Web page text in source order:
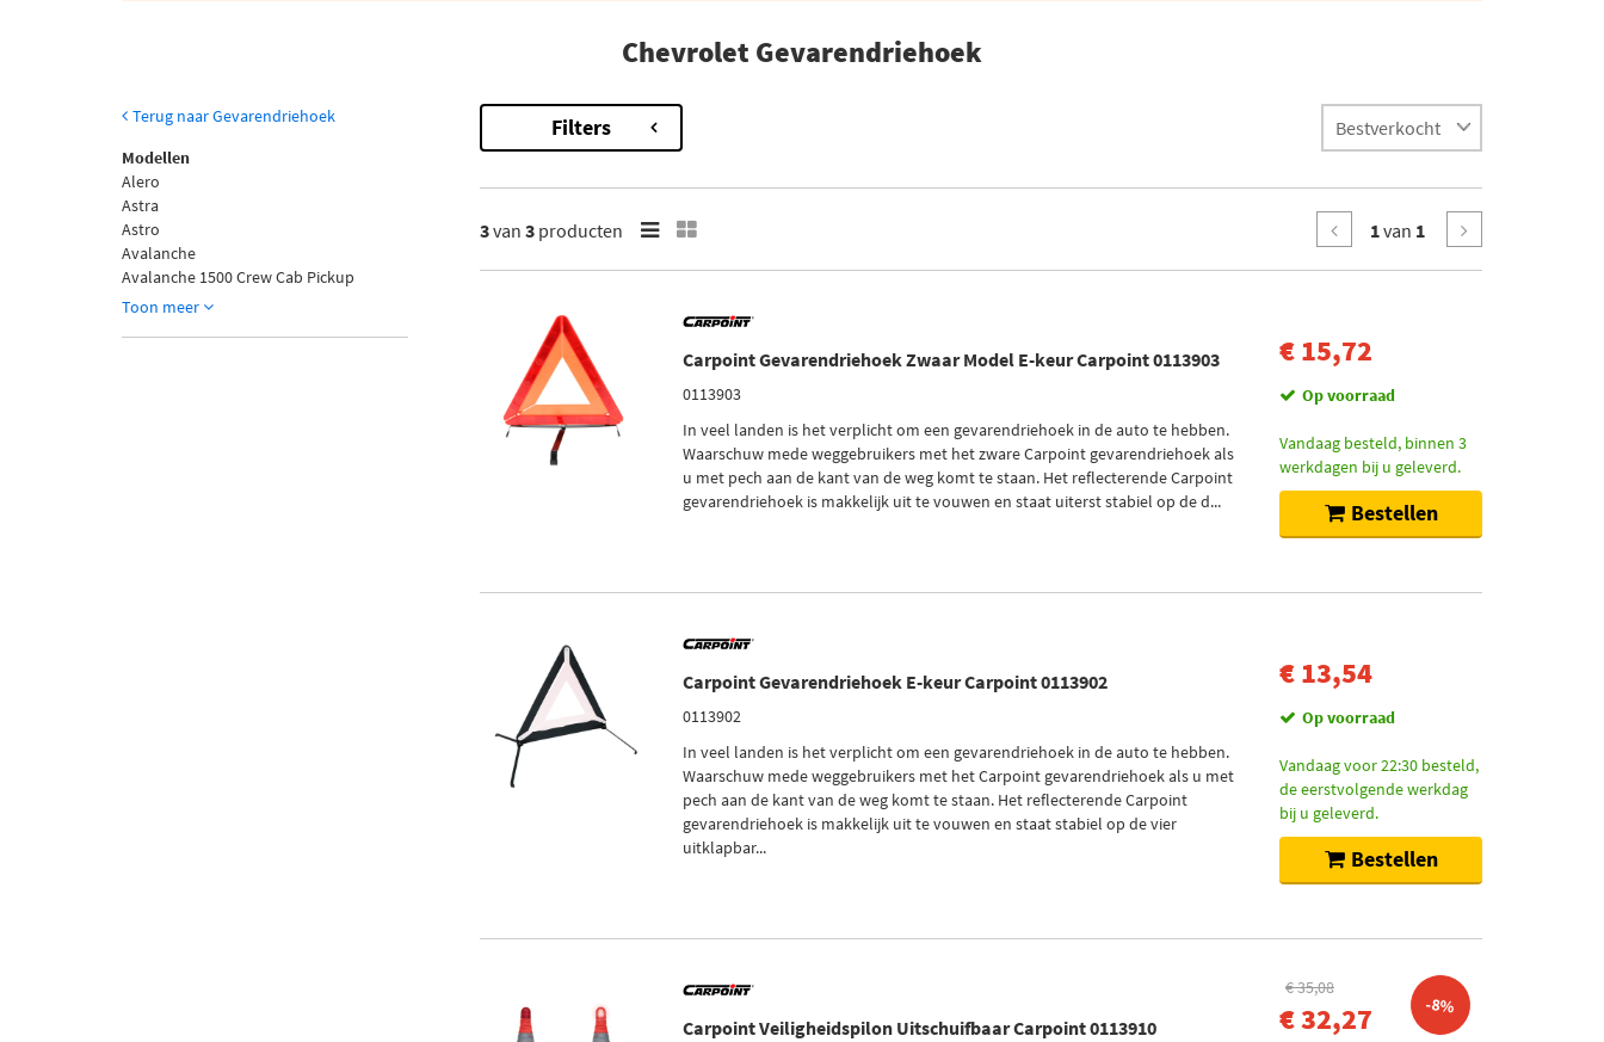
Chevrolet Gevarendriehoek
Terug naar Gevarendriehoek
Modellen
Alero
Astra
Astro
Avalanche
Avalanche 1500 Crew Cab Pickup
Toon meer
Filters
3van 3 producten 1van 1
Carpoint Gevarendriehoek Zwaar Model E-keur Carpoint 0113903
0113903
In veel landen is het verplicht om een gevarendriehoek in de auto te hebben.
Waarschuw mede weggebruikers met het zware Carpoint gevarendriehoek als
u met pech aan de kant van de weg komt te staan. Het reflecterende Carpoint
gevarendriehoek is makkelijk uit te vouwen en staat uiterst stabiel op de d...
€ 15,72
Op voorraad
Vandaag besteld, binnen 3
werkdagen bij u geleverd.
Bestellen
Carpoint Gevarendriehoek E-keur Carpoint 0113902
0113902
In veel landen is het verplicht om een gevarendriehoek in de auto te hebben.
Waarschuw mede weggebruikers met het Carpoint gevarendriehoek als u met
pech aan de kant van de weg komt te staan. Het reflecterende Carpoint
gevarendriehoek is makkelijk uit te vouwen en staat stabiel op de vier
uitklapbar...
€ 13,54
Op voorraad
Vandaag voor 22:30 besteld,
de eerstvolgende werkdag
bij u geleverd.
Bestellen
Carpoint Veiligheidspilon Uitschuifbaar Carpoint 0113910
€ 35,08
€ 32,27 -8%